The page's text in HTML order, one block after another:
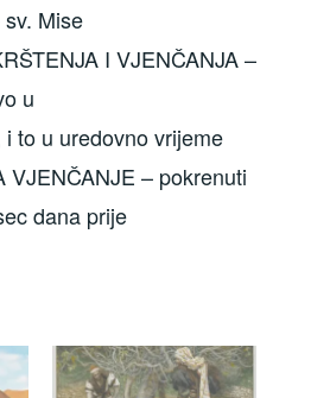
Mise
I VJENČANJA –
u
to u uredovno vrijeme
VJENČANJE – pokrenuti
dana prije